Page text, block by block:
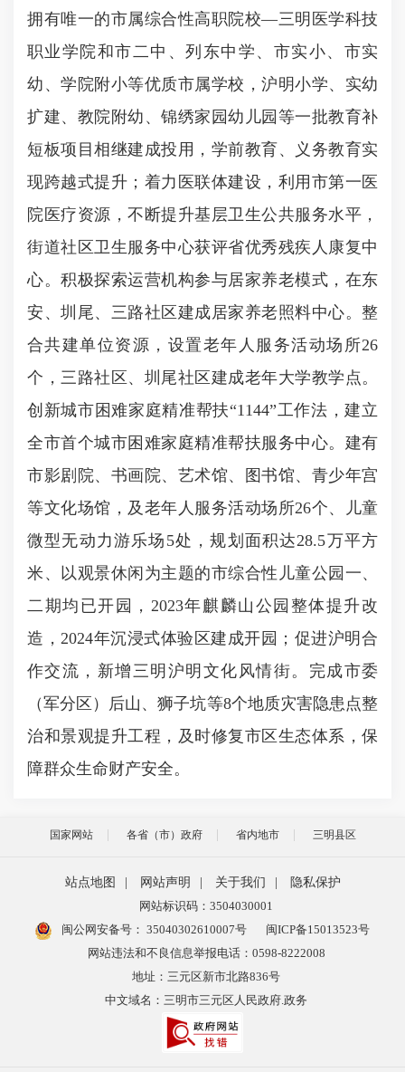
拥有唯一的市属综合性高职院校—三明医学科技
职业学院和市二中、列东中学、市实小、市实
幼、学院附小等优质市属学校，沪明小学、实幼
扩建、教院附幼、锦绣家园幼儿园等一批教育补
短板项目相继建成投用，学前教育、义务教育实
现跨越式提升；着力医联体建设，利用市第一医
院医疗资源，不断提升基层卫生公共服务水平，
街道社区卫生服务中心获评省优秀残疾人康复中
心。积极探索运营机构参与居家养老模式，在东
安、圳尾、三路社区建成居家养老照料中心。整
合共建单位资源，设置老年人服务活动场所26
个，三路社区、圳尾社区建成老年大学教学点。
创新城市困难家庭精准帮扶“1144”工作法，建立
全市首个城市困难家庭精准帮扶服务中心。建有
市影剧院、书画院、艺术馆、图书馆、青少年宫
等文化场馆，及老年人服务活动场所26个、儿童
微型无动力游乐场5处，规划面积达28.5万平方
米、以观景休闲为主题的市综合性儿童公园一、
二期均已开园，2023年麒麟山公园整体提升改
造，2024年沉浸式体验区建成开园；促进沪明合
作交流，新增三明沪明文化风情街。完成市委
（军分区）后山、狮子坑等8个地质灾害隐患点整
治和景观提升工程，及时修复市区生态体系，保
障群众生命财产安全。
国家网站 各省（市）政府 省内地市 三明县区
站点地图 网站声明 关于我们
隐私保护
网站标识码：3504030001
闽公网安备号： 35040302610007号
闽ICP备15013523号
网站违法和不良信息举报电话：0598-8222008
地址：三元区新市北路836号
中文域名：三明市三元区人民政府.政务